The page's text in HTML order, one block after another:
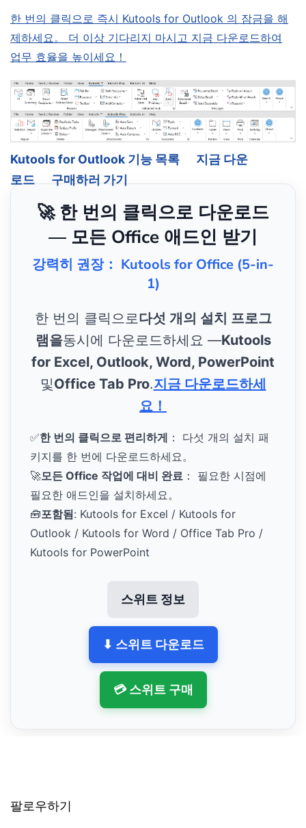
한 번의 클릭으로 즉시 Kutools for Outlook 의 잠금을 해
제하세요。 더 이상 기다리지 마시고 지금 다운로드하여
업무 효율을 높이세요！
Kutools for Outlook 기능 목록
지금 다운
로드
구매하러 가기
🚀 한 번의 클릭으로 다운로드
— 모든 Office 애드인 받기
강력히 권장： Kutools for Office (5-in-
1)
한 번의 클릭으로다섯 개의 설치 프로그
램을동시에 다운로드하세요 —Kutools
for Excel, Outlook, Word, PowerPoint
및Office Tab Pro.지금 다운로드하세
요！
✅한 번의 클릭으로 편리하게 ： 다섯 개의 설치 패
키지를 한 번에 다운로드하세요。
🚀모든 Office 작업에 대비 완료 ： 필요한 시점에
필요한 애드인을 설치하세요。
🧰포함됨: Kutools for Excel / Kutools for
Outlook / Kutools for Word / Office Tab Pro /
Kutools for PowerPoint
스위트 정보
⬇ 스위트 다운로드
💳 스위트 구매
팔로우하기